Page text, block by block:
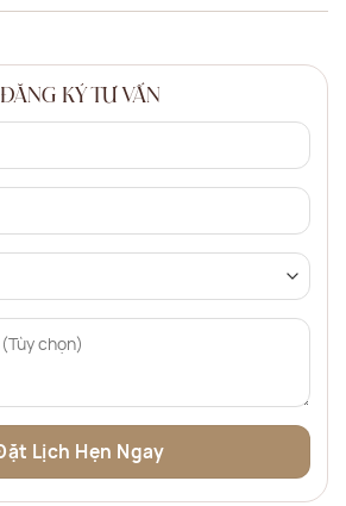
ĐĂNG KÝ TƯ VẤN